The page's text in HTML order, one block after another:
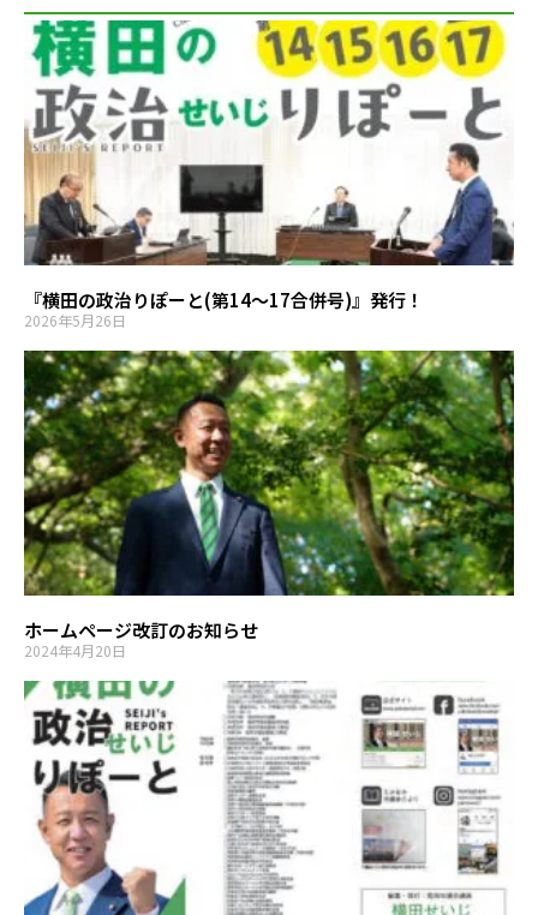
『横田の政治りぽーと(第14～17合併号)』発行！
2026年5月26日
ホームページ改訂のお知らせ
2024年4月20日